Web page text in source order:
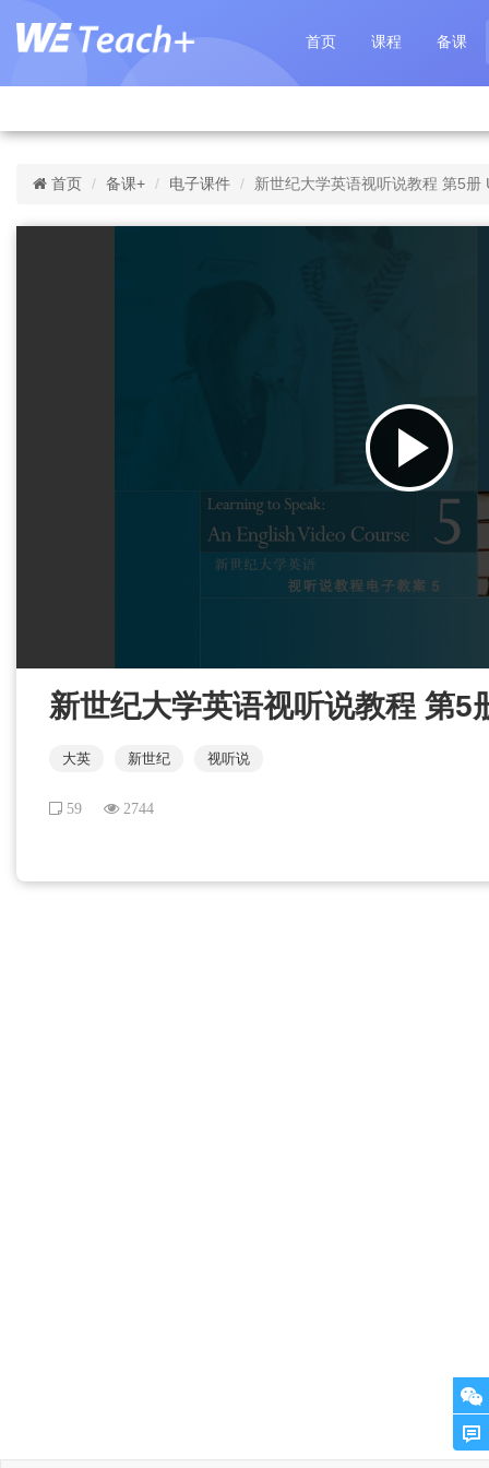
首页 课程 备课
首页 备课+ 电子课件 新世纪大学英语视听说教程 第5册
新世纪大学英语视听说教程 第5
大英 新世纪 视听说
59 2744